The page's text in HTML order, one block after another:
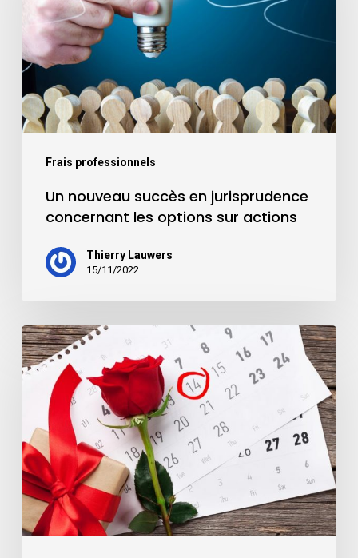
Frais professionnels
Un nouveau succès en jurisprudence
concernant les options sur actions
Thierry Lauwers
15/11/2022